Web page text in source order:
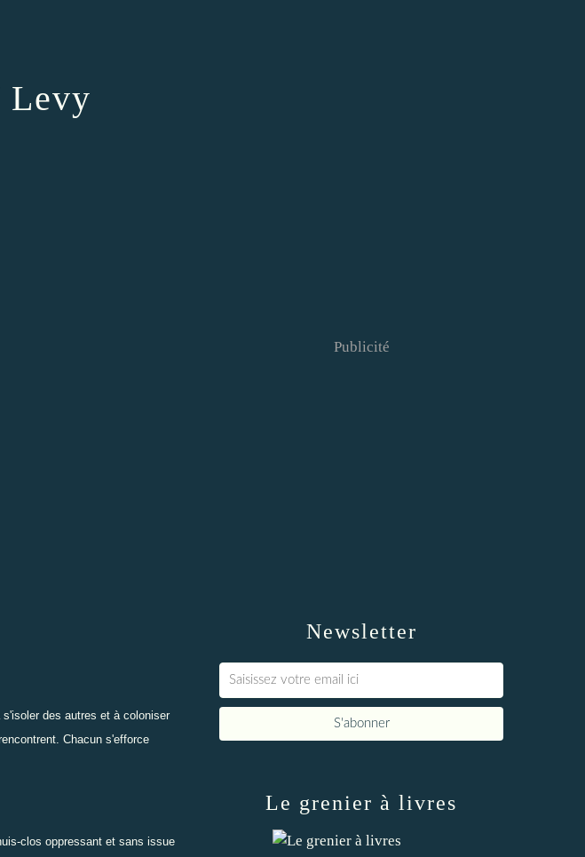
Levy
des autres et à coloniser
Chacun s'efforce
clos oppressant et sans issue
Newsletter
Publicité
Le grenier à livres